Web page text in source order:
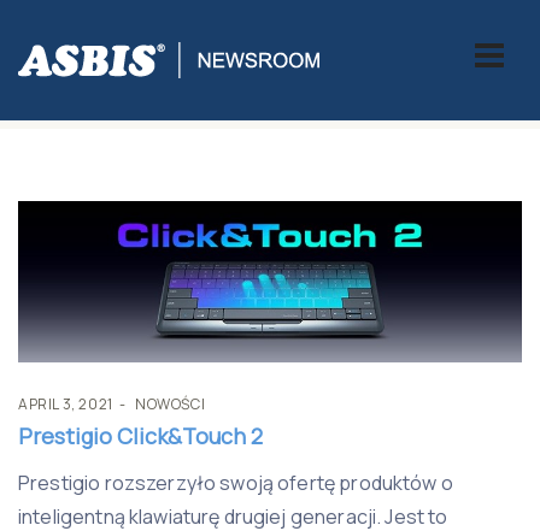
Category:NOWOŚCI
APRIL 3, 2021 NOWOŚCI
Prestigio Click&Touch 2
Prestigio rozszerzyło swoją ofertę produktów o
inteligentną klawiaturę drugiej generacji. Jest to